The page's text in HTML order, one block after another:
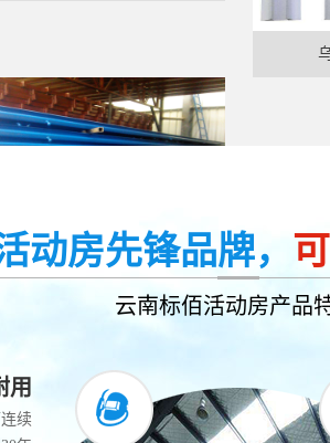
乌鲁木齐立柱
动房先锋品牌，
云南标佰活动房产品
用
续